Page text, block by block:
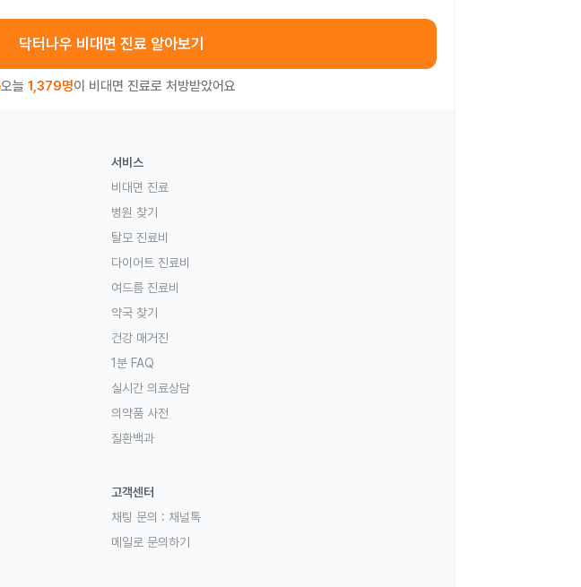
닥터나우 비대면 진료 알아보기
오늘 1,379명이 비대면 진료로 처방받았어요
서비스
비대면 진료
병원 찾기
탈모 진료비
다이어트 진료비
여드름 진료비
약국 찾기
건강 매거진
1분 FAQ
실시간 의료상담
의약품 사전
질환백과
고객센터
채팅 문의 : 채널톡
메일로 문의하기